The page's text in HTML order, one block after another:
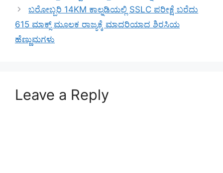
ಬರೋಬ್ಬರಿ 14KM ಕಾಲ್ನಡಿಯಲ್ಲಿ SSLC ಪರೀಕ್ಷೆ ಬರೆದು
615 ಮಾಕ್ಸ್ ಮೂಲಕ ರಾಜ್ಯಕ್ಕೆ ಮಾದರಿಯಾದ ಶಿರಸಿಯ
ಹೆಣ್ಣುಮಗಳು
Leave a Reply